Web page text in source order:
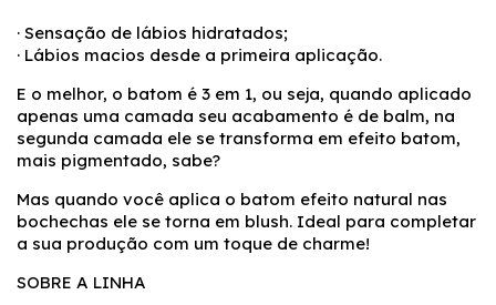
· Sensação de lábios hidratados;
· Lábios macios desde a primeira aplicação.
E o melhor, o batom é 3 em 1, ou seja, quando aplicado
apenas uma camada seu acabamento é de balm, na
segunda camada ele se transforma em efeito batom,
mais pigmentado, sabe?
Mas quando você aplica o batom efeito natural nas
bochechas ele se torna em blush. Ideal para completar
a sua produção com um toque de charme!
SOBRE A LINHA